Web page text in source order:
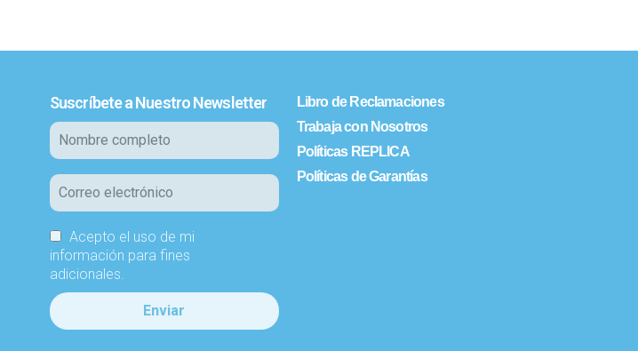
Suscríbete a Nuestro Newsletter
Acepto el uso de mi
información para fines
adicionales.
Libro de Reclamaciones
Trabaja con Nosotros
Políticas REPLICA
Políticas de Garantías